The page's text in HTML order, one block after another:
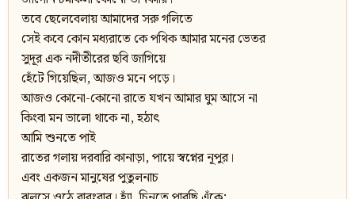
তবে ছেলেবেলায় আমাদের সরু গলিতে
সেই কবে কোন মধ্যরাতে কে পথিক আমার মনের ভেতর
সুদূর এক নদীতীরের ছবি জাগিয়ে
হেঁটে গিয়েছিল, আজও মনে পড়ে।
আজও কোনো-কোনো রাতে যখন আমার ঘুম আসে না
কিংবা মন ভালো থাকে না, হঠাৎ
আমি শুনতে পাই
রাতের গলায় দরবারি কানাড়া, পায়ে স্বপ্নের নূপুর।
এবং একজন মানুষের পুতুলনাচ